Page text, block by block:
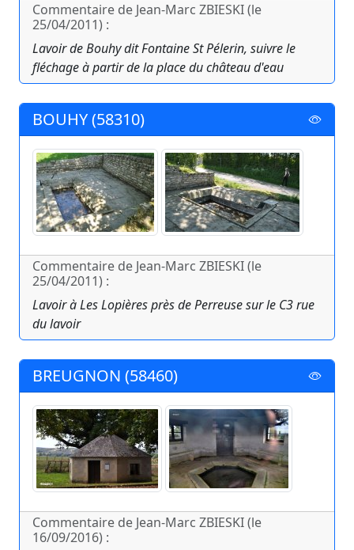
Commentaire de Jean-Marc ZBIESKI (le
25/04/2011) :
Lavoir de Bouhy dit Fontaine St Pélerin, suivre le
fléchage à partir de la place du château d'eau
BOUHY (58310)
Commentaire de Jean-Marc ZBIESKI (le
25/04/2011) :
Lavoir à Les Lopières près de Perreuse sur le C3 rue
du lavoir
BREUGNON (58460)
Commentaire de Jean-Marc ZBIESKI (le
16/09/2016) :